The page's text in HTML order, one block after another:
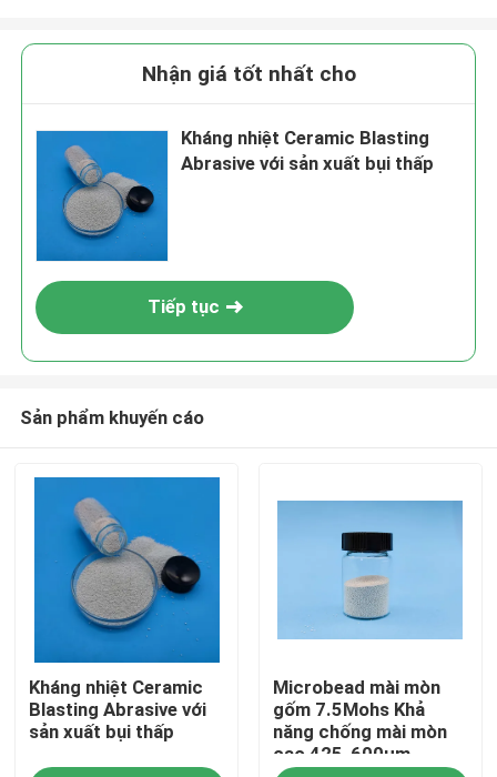
Nhà
Nhận giá tốt nhất cho
Kháng nhiệt Ceramic Blasting
Abrasive với sản xuất bụi thấp
Tiếp tục
Sản phẩm khuyến cáo
Kháng nhiệt Ceramic
Blasting Abrasive với
sản xuất bụi thấp
Microbead mài mòn
gốm 7.5Mohs Khả
năng chống mài mòn
cao 425-600μm